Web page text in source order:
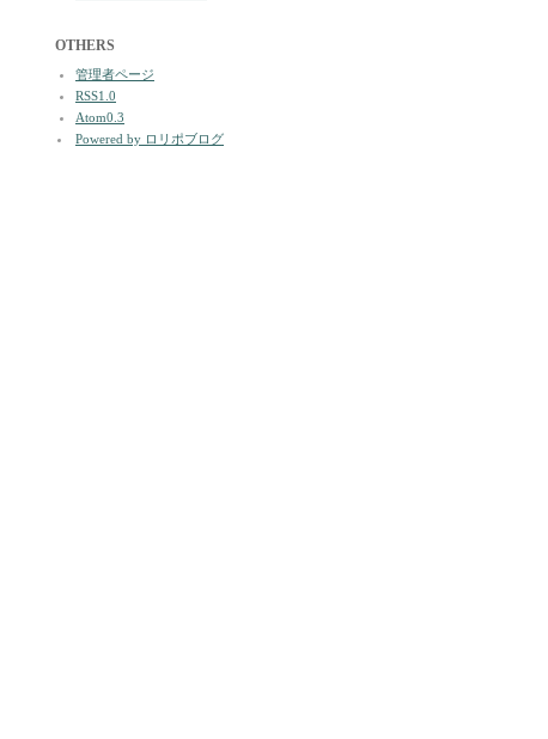
OTHERS
管理者ページ
RSS1.0
Atom0.3
Powered by ロリポブログ